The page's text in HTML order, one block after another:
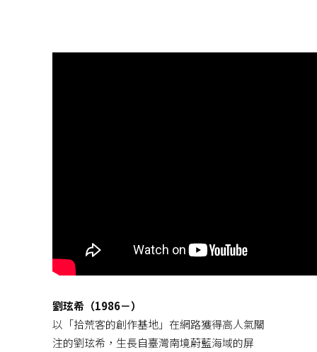
劉玹希（1986－）
以「拾荒客的創作基地」在網路獲得高人氣關
注的劉玹希，生長自臺灣南境蔚藍海域的屏